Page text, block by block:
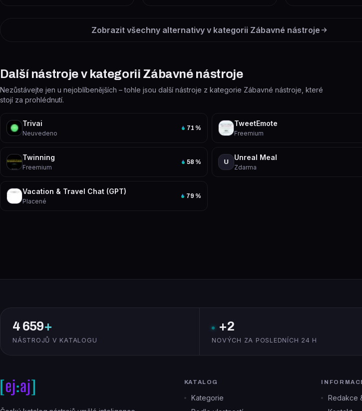
Zobrazit všechny alternativy v kategorii Zábavné nástroje
Další nástroje v kategorii Zábavné nástroje
Nezůstávejte jen u nejoblíbenějších – tohle jsou další nástroje z kategorie Zábavné nástroje, které
stojí za prohlédnutí.
Trivai
Neuvedeno
71 %
TweetEmote
Freemium
Twinning
Freemium
58 % U
Unreal Meal
Zdarma
Vacation & Travel Chat (GPT)
Placené
79 %
4 659+
NÁSTROJŮ V KATALOGU
+2
NOVÝCH ZA POSLEDNÍCH 24 H
KATALOG
Kategorie
Redakce